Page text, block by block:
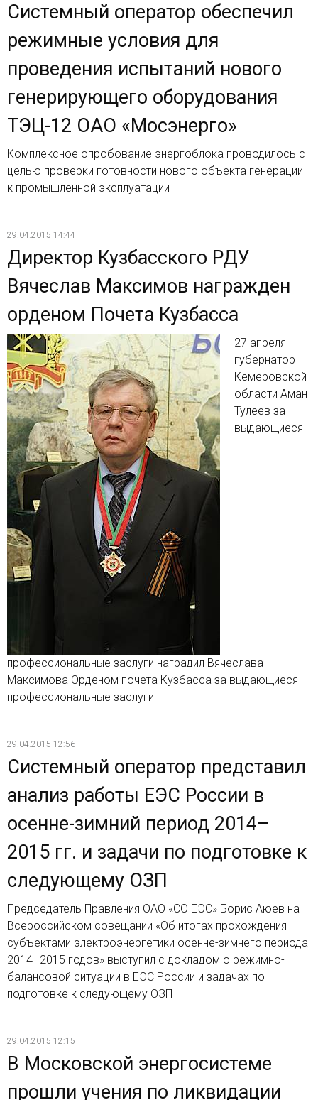
Системный оператор обеспечил
режимные условия для
проведения испытаний нового
генерирующего оборудования
ТЭЦ-12 ОАО «Мосэнерго»
Комплексное опробование энергоблока проводилось с
целью проверки готовности нового объекта генерации
к промышленной эксплуатации
29.04.2015 14:44
Директор Кузбасского РДУ
Вячеслав Максимов награжден
орденом Почета Кузбасса
27 апреля
губернатор
Кемеровской
области Аман
Тулеев за
выдающиеся
профессиональные заслуги наградил Вячеслава
Максимова Орденом почета Кузбасса за выдающиеся
профессиональные заслуги
29.04.2015 12:56
Системный оператор представил
анализ работы ЕЭС России в
осенне-зимний период 2014–
2015 гг. и задачи по подготовке к
следующему ОЗП
Председатель Правления ОАО «СО ЕЭС» Борис Аюев на
Всероссийском совещании «Об итогах прохождения
субъектами электроэнергетики осенне-зимнего периода
2014–2015 годов» выступил с докладом о режимно-
балансовой ситуации в ЕЭС России и задачах по
подготовке к следующему ОЗП
29.04.2015 12:15
В Московской энергосистеме
прошли учения по ликвидации